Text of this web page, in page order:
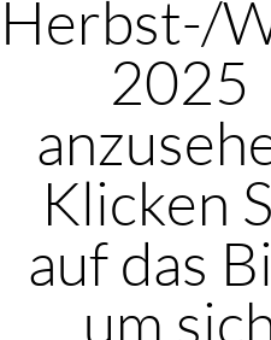
Herbst-/
2025
Klicken
auf das
um